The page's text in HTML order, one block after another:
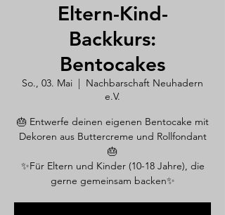
Eltern-Kind-
Backkurs:
Bentocakes
So., 03. Mai
  |
Nachbarschaft Neuhadern
e.V.
🎂 Entwerfe deinen eigenen Bentocake mit
Dekoren aus Buttercreme und Rollfondant
🎂
✨Für Eltern und Kinder (10-18 Jahre), die
gerne gemeinsam backen✨